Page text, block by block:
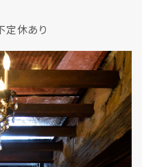
定休あり